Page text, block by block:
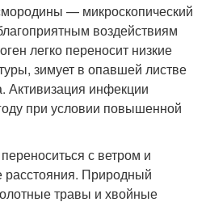
— микроскопический
воздействиям
легко переносит низкие
зимует в опавшей листве
Активизация инфекции
при условии повышенной
с ветром и
Природный
травы и хвойные